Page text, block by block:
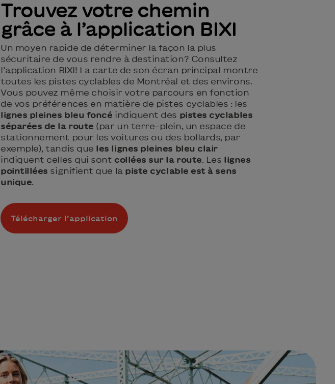
Trouvez votre chemin
grâce à l’application BIXI
Un moyen rapide de déterminer la façon la plus
sécuritaire de vous rendre à destination? Consultez
l’application BIXI! La carte de son écran principal montre
toutes les pistes cyclables de Montréal et des environs.
Vous pouvez même choisir votre parcours en fonction
de vos préférences en matière de pistes cyclables : les
lignes pleines bleu foncé indiquent des pistes cyclables
séparées de la route (par un terre-plein, un espace de
stationnement pour les voitures ou des bollards, par
exemple), tandis que les lignes pleines bleu clair
indiquent celles qui sont collées sur la route . Les lignes
pointillées signifient que la piste cyclable est à sens
unique
Télécharger l’application